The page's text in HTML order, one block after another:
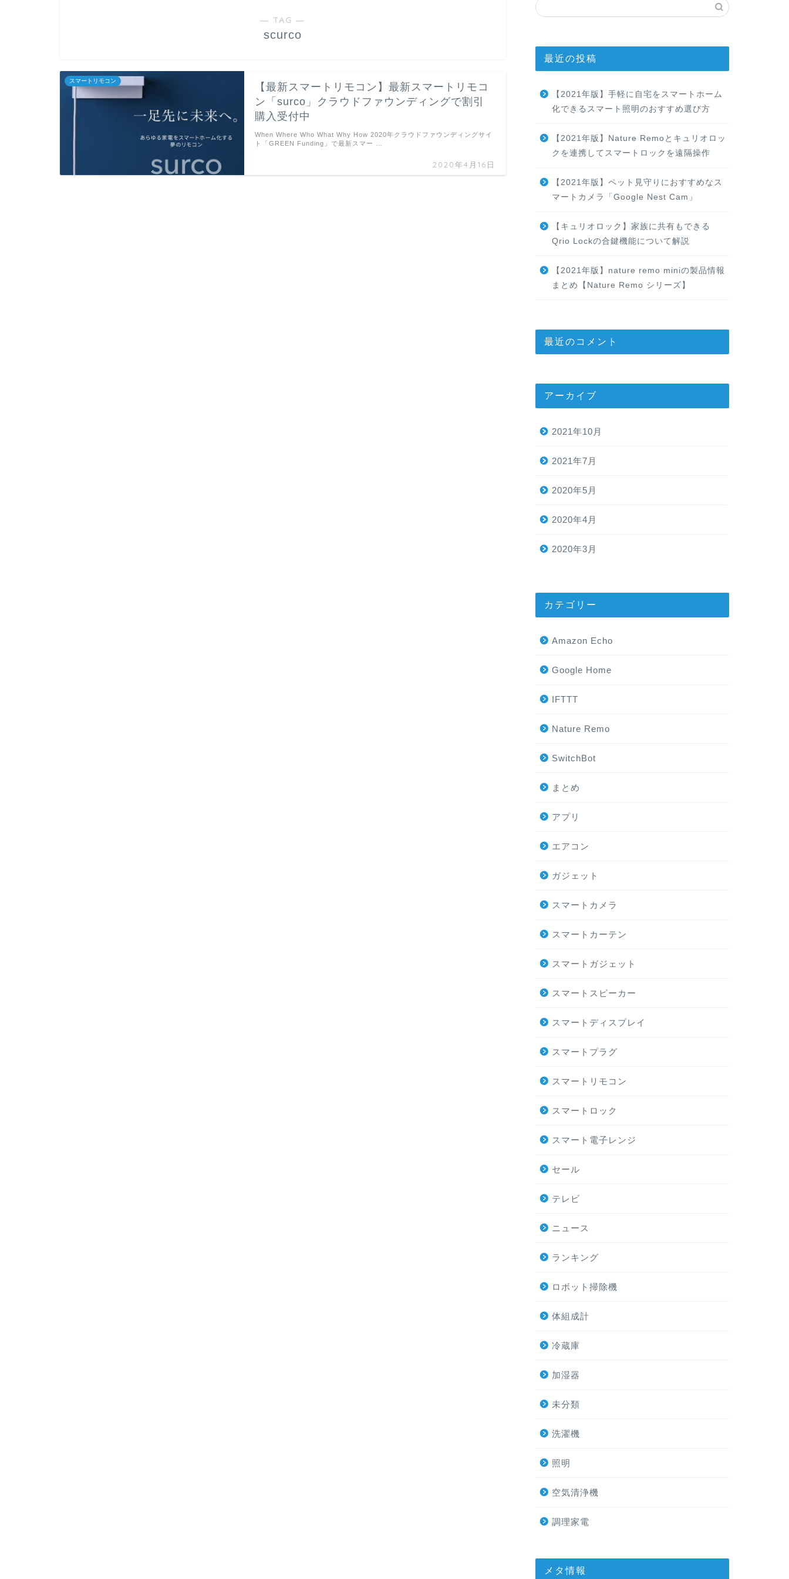
― TAG ―
scurco
スマートリモコン
【最新スマートリモコン】最新スマートリモコ
ン「surco」クラウドファウンディングで割引
購入受付中
2020年4月16日
When Where Who What Why How 2020年クラウドファウンディングサイ
ト「GREEN Funding」で最新スマー …
最近の投稿
【2021年版】手軽に自宅をスマートホーム
化できるスマート照明のおすすめ選び方
【2021年版】Nature Remoとキュリオロッ
クを連携してスマートロックを遠隔操作
【2021年版】ペット見守りにおすすめなス
マートカメラ「Google Nest Cam」
【キュリオロック】家族に共有もできる
Qrio Lockの合鍵機能について解説
【2021年版】nature remo miniの製品情報
まとめ【Nature Remo シリーズ】
最近のコメント
アーカイブ
2021年10月
2021年7月
2020年5月
2020年4月
2020年3月
カテゴリー
Amazon Echo
Google Home
IFTTT
Nature Remo
SwitchBot
まとめ
アプリ
エアコン
ガジェット
スマートカメラ
スマートカーテン
スマートガジェット
スマートスピーカー
スマートディスプレイ
スマートプラグ
スマートリモコン
スマートロック
スマート電子レンジ
セール
テレビ
ニュース
ランキング
ロボット掃除機
体組成計
冷蔵庫
加湿器
未分類
洗濯機
照明
空気清浄機
調理家電
メタ情報